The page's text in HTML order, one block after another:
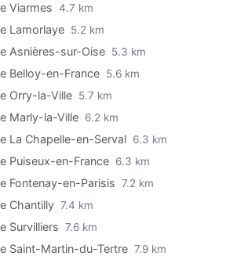
Viarmes 4.7 km
Lamorlaye 5.2 km
Asnières-sur-Oise 5.3 km
Belloy-en-France 5.6 km
Orry-la-Ville 5.7 km
Marly-la-Ville 6.2 km
La Chapelle-en-Serval 6.3 km
Puiseux-en-France 6.3 km
Fontenay-en-Parisis 7.2 km
Chantilly 7.4 km
Survilliers 7.6 km
Saint-Martin-du-Tertre 7.9 km